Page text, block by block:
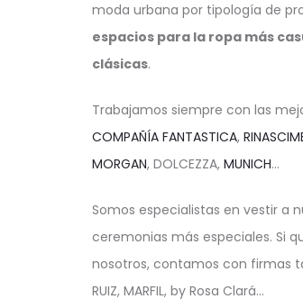
moda urbana por tipología de
espacios para la ropa más
clásicas.
Trabajamos siempre con las
COMPAÑÍA FANTASTICA,
MORGAN, DOLCEZZA, MUNICH…
Somos especialistas en vestir a
ceremonias más especiales. Si
nosotros, contamos con firmas
RUIZ, MARFIL, by Rosa Clará…